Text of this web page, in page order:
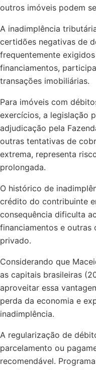
outros imóveis podem
A inadimplência
certidões negativas de
frequentemente
financiamentos,
transações imobiliárias.
Para imóveis com
exercícios, a legislação
adjudicação pela
outras tentativas de
extrema, representa
prolongada.
O histórico de
crédito do contribuinte
consequência dificulta
financiamentos e outras
privado.
Considerando que
as capitais brasileiras
aproveitar essa
perda da economia e
inadimplência.
A regularização de
parcelamento ou
recomendável.